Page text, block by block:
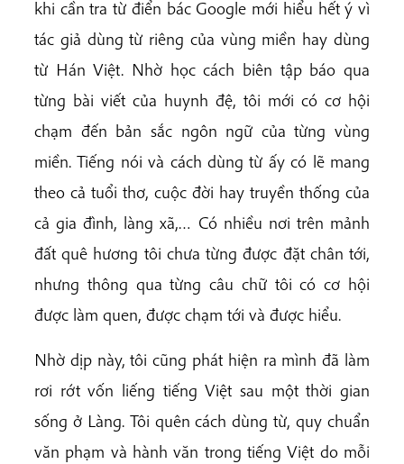
khi cần tra từ điển bác Google mới hiểu hết ý vì
tác giả dùng từ riêng của vùng miền hay dùng
từ Hán Việt. Nhờ học cách biên tập báo qua
từng bài viết của huynh đệ, tôi mới có cơ hội
chạm đến bản sắc ngôn ngữ của từng vùng
miền. Tiếng nói và cách dùng từ ấy có lẽ mang
theo cả tuổi thơ, cuộc đời hay truyền thống của
cả gia đình, làng xã,… Có nhiều nơi trên mảnh
đất quê hương tôi chưa từng được đặt chân tới,
nhưng thông qua từng câu chữ tôi có cơ hội
được làm quen, được chạm tới và được hiểu.
Nhờ dịp này, tôi cũng phát hiện ra mình đã làm
rơi rớt vốn liếng tiếng Việt sau một thời gian
sống ở Làng. Tôi quên cách dùng từ, quy chuẩn
văn phạm và hành văn trong tiếng Việt do mỗi